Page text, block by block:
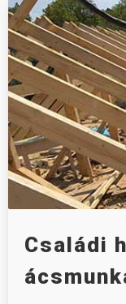
Családi